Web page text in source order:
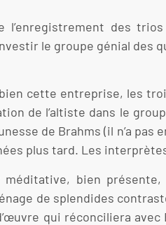
l’enregistrement des
le groupe génial des
cette entreprise, les
de l’altiste dans le
de Brahms (il n’a
plus tard. Les
méditative, bien
de splendides
qui réconciliera